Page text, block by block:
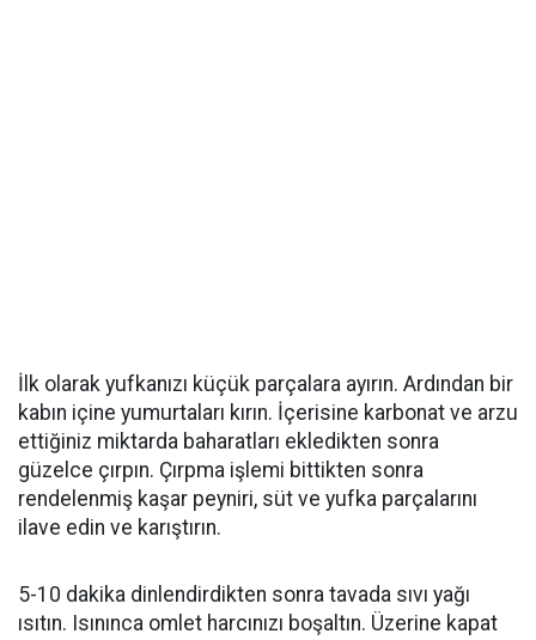
İlk olarak yufkanızı küçük parçalara ayırın. Ardından bir
kabın içine yumurtaları kırın. İçerisine karbonat ve arzu
ettiğiniz miktarda baharatları ekledikten sonra
güzelce çırpın. Çırpma işlemi bittikten sonra
rendelenmiş kaşar peyniri, süt ve yufka parçalarını
ilave edin ve karıştırın.
5-10 dakika dinlendirdikten sonra tavada sıvı yağı
ısıtın. Isınınca omlet harcınızı boşaltın. Üzerine kapat